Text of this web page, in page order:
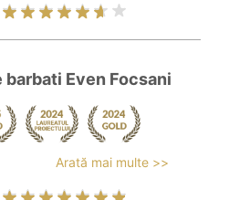
barbati Even Focsani
Arată mai multe >>